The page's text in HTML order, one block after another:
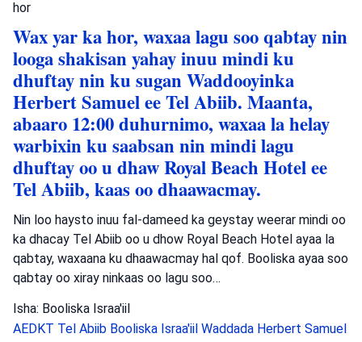
hor
Wax yar ka hor, waxaa lagu soo qabtay nin
looga shakisan yahay inuu mindi ku
dhuftay nin ku sugan Waddooyinka
Herbert Samuel ee Tel Abiib. Maanta,
abaaro 12:00 duhurnimo, waxaa la helay
warbixin ku saabsan nin mindi lagu
dhuftay oo u dhaw Royal Beach Hotel ee
Tel Abiib, kaas oo dhaawacmay.
Nin loo haysto inuu fal-dameed ka geystay weerar mindi oo
ka dhacay Tel Abiib oo u dhow Royal Beach Hotel ayaa la
qabtay, waxaana ku dhaawacmay hal qof. Booliska ayaa soo
qabtay oo xiray ninkaas oo lagu soo…
Isha: Booliska Israa'iil
AEDKT Tel Abiib Booliska Israa'iil Waddada Herbert Samuel